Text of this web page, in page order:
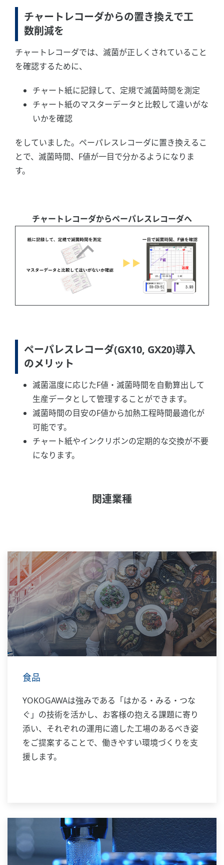
チャートレコーダからの置き換えで工
数削減を
チャートレコーダでは、滅菌が正しくされていること
を確認するために、
チャート紙に記録して、定規で滅菌時間を測定
チャート紙のマスターデータと比較して違いがな
いかを確認
をしていました。ペーパレスレコーダに置き換えるこ
とで、滅菌時間、F値が一目で分かるようになりま
す。
チャートレコーダからペーパレスレコーダへ
ペーパレスレコーダ(GX10, GX20)導入
のメリット
滅菌温度に応じたF値・滅菌時間を自動算出して
生産データとして管理することができます。
滅菌時間の目安のF値から加熱工程時間最適化が
可能です。
チャート紙やインクリボンの定期的な交換が不要
になります。
関連業種
食品
YOKOGAWAは強みである「はかる・みる・つな
ぐ」の技術を活かし、お客様の抱える課題に寄り
添い、それぞれの運用に適した工場のあるべき姿
をご提案することで、働きやすい環境づくりを支
援します。